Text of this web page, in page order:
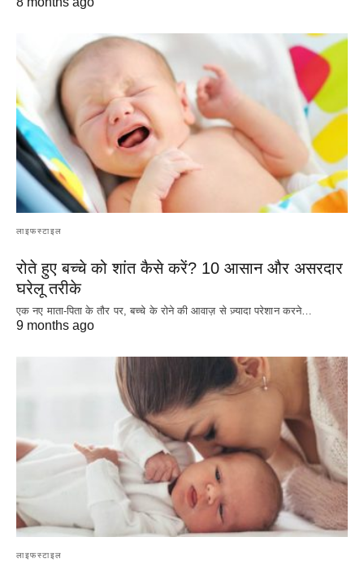
लाइफस्टाइल
रोते हुए बच्चे को शांत कैसे करें? 10 आसान और असरदार
घरेलू तरीके
एक नए माता-पिता के तौर पर, बच्चे के रोने की आवाज़ से ज़्यादा परेशान करने…
9 months ago
लाइफस्टाइल